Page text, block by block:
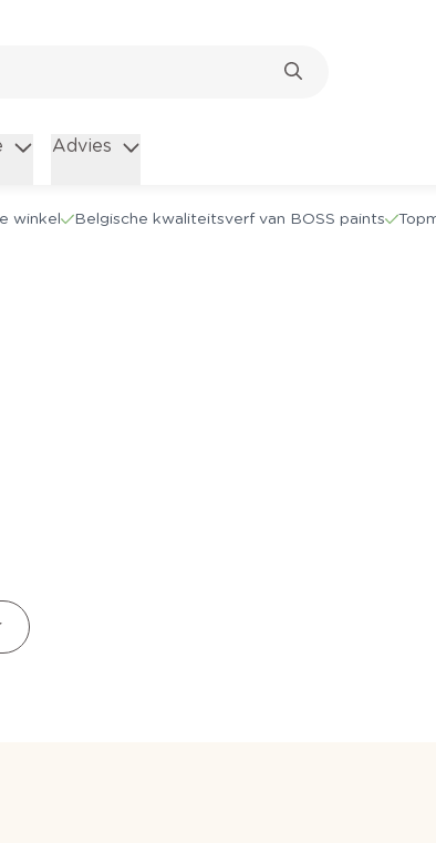
Advies
winkel Belgische kwaliteitsverf van BOSS paints